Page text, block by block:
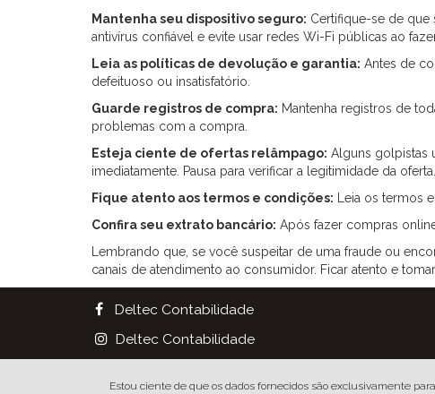
Estou ciente de que os dados fornecidos são exclusivamente
Mantenha seu dispositivo seguro: Certifique-se de que
antivírus confiável e evite usar redes Wi-Fi públicas ao
Leia as políticas de devolução e garantia: Antes de
defeituoso ou insatisfatório.
Guarde registros de compra: Mantenha registros de
problemas com a compra.
Esteja ciente de ofertas relâmpago: Alguns golpistas
imediatamente. Pausa para verificar a legitimidade da oferta.
Fique atento aos termos e condições: Leia os termos
Confira seu extrato bancário: Após fazer compras
Lembrando que, se você suspeitar de uma fraude ou
canais de atendimento ao consumidor. Ficar atento e
Deltec Contabilidade
Deltec Contabilidade